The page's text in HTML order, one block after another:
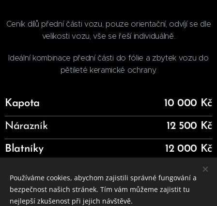
Ceník dílů přední části vozu, pouze orientační, odvíjí se dle
velikosti vozu, vše se řeší individuálně.
Ideální kombinace přední části do fólie a zbytek vozu do
pětileté keramické ochrany.
Kapota 10 000 Kč
Nárazník 12 500 Kč
Blatníky 12 000 Kč
2500 Kč
Používáme cookies, abychom zajistili správné fungování a
bezpečnost našich stránek. Tím vám můžeme zajistit tu
nejlepší zkušenost při jejich návštěvě.